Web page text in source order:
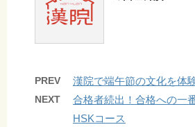
PREV 漢院で端午節の文化を体
NEXT
合格者続出！合格への一
HSKコース